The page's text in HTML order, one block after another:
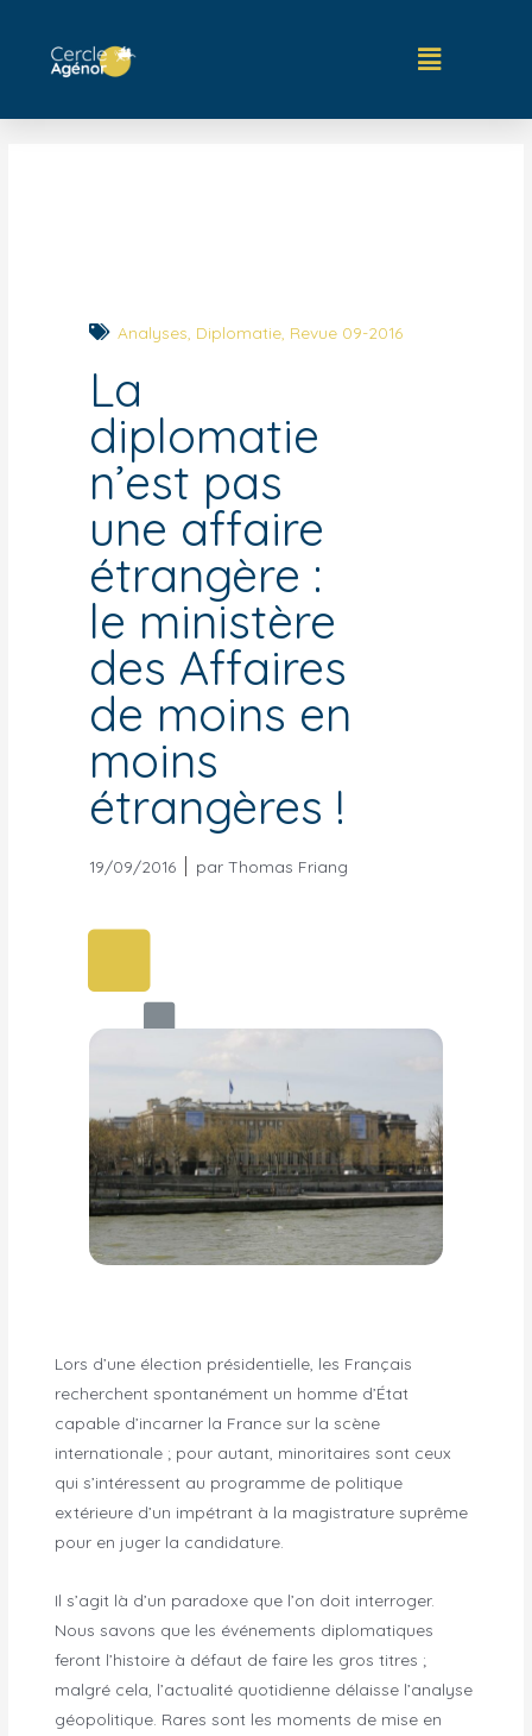
Analyses Diplomatie, Revue 09-2016
La
diplomatie
n’est pas
une affaire
étrangère :
le ministère
des Affaires
de moins en
moins
étrangères !
19/09/2016 parThomas Friang
Lors d’une élection présidentielle, les Français
recherchent spontanément un homme d’État
capable d’incarner la France sur la scène
internationale ; pour autant, minoritaires sont ceux
qui s’intéressent au programme de politique
extérieure d’un impétrant à la magistrature suprême
pour en juger la candidature.
Il s’agit là d’un paradoxe que l’on doit interroger.
Nous savons que les événements diplomatiques
feront l’histoire à défaut de faire les gros titres ;
malgré cela, l’actualité quotidienne délaisse l’analyse
géopolitique. Rares sont les moments de mise en